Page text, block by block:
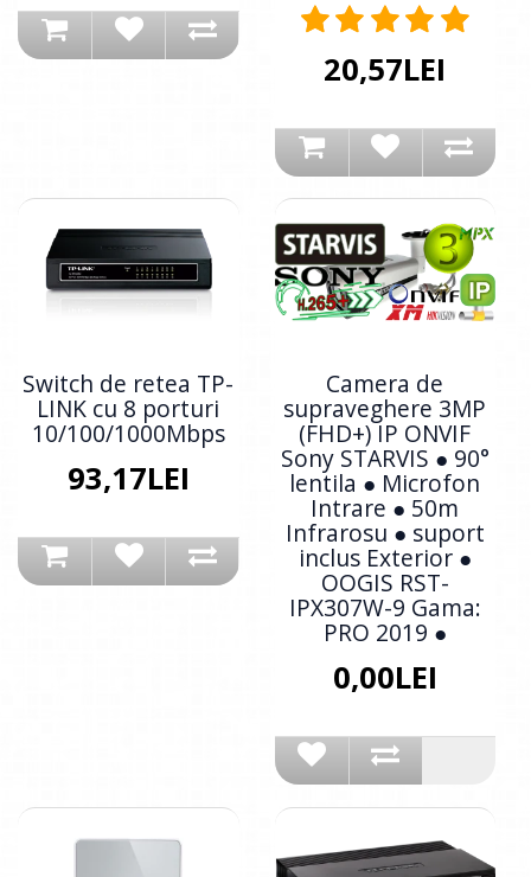
20,57LEI
Switch de retea TP-
LINK cu 8 porturi
10/100/1000Mbps
93,17LEI
Camera de
supraveghere 3MP
(FHD+) IP ONVIF
Sony STARVIS ● 90°
lentila ● Microfon
Intrare ● 50m
Infrarosu ● suport
inclus Exterior ●
OOGIS RST-
IPX307W-9 Gama:
PRO 2019 ●
0,00LEI